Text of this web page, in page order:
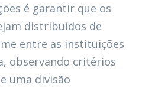
é garantir que os
distribuídos de
entre as instituições
observando critérios
uma divisão